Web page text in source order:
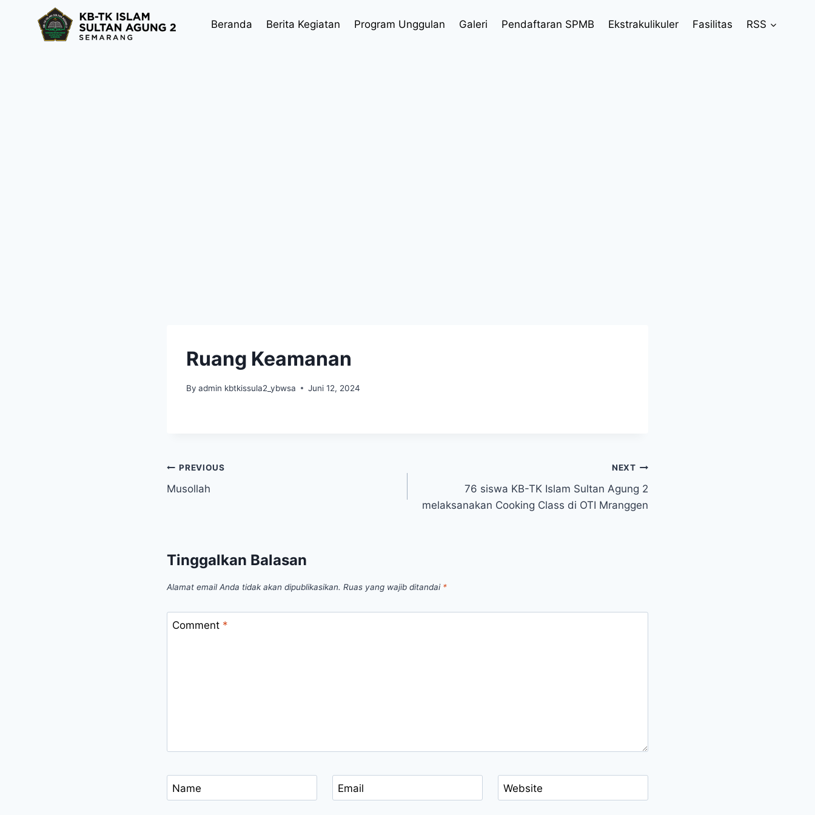
Beranda Berita Kegiatan Program Unggulan Galeri Pendaftaran SPMB Ekstrakulikuler Fasilitas RSS
Ruang Keamanan
By admin kbtkissula2_ybwsa Juni 12, 2024
Navigasi
pos
PREVIOUS
Musollah
NEXT
76 siswa KB-TK Islam Sultan Agung 2
melaksanakan Cooking Class di OTI Mranggen
Tinggalkan Balasan
Alamat email Anda tidak akan dipublikasikan. Ruas yang wajib ditandai *
Comment *
Name Email Website